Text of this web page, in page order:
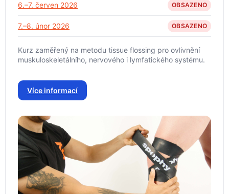
6.–7. červen 2026 OBSAZENO
7.–8. únor 2026 OBSAZENO
Kurz zaměřený na metodu tissue flossing pro ovlivnění
muskuloskeletálního, nervového i lymfatického systému.
Více informací